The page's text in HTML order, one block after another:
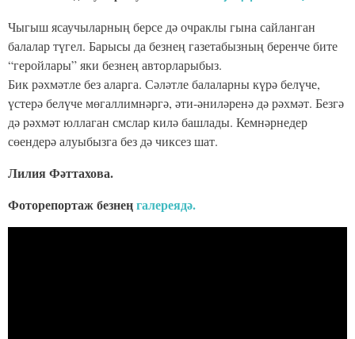
Чыгыш ясаучыларның берсе дә очраклы гына сайланган
балалар түгел. Барысы да безнең газетабызның беренче бите
“геройлары” яки безнең авторларыбыз.
Бик рәхмәтле без аларга. Сәләтле балаларны күрә белүче,
үстерә белүче мөгаллимнәргә, әти-әниләренә дә рәхмәт. Безгә
дә рәхмәт юллаган смслар килә башлады. Кемнәрнедер
сөендерә алуыбызга без дә чиксез шат.
Лилия Фәттахова.
Фоторепортаж безнеңгалереядә.